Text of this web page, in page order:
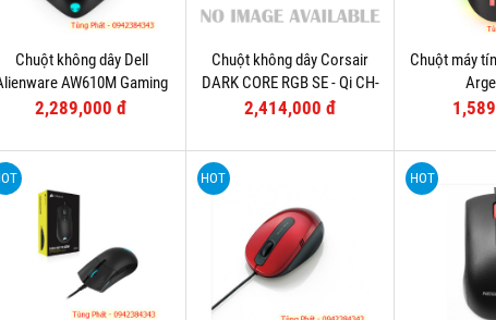
Chuột không dây Dell
AW610M Gaming
2,289,000 đ
Chuột không dây Corsair
DARK CORE RGB SE - Qi CH-
9315111-AP
2,414,000 đ
Chuột máy
HOT HOT